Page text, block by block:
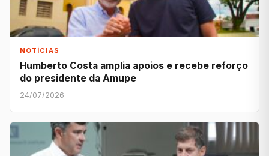
NOTÍCIAS
Humberto Costa amplia apoios e recebe reforço
do presidente da Amupe
24/07/2026